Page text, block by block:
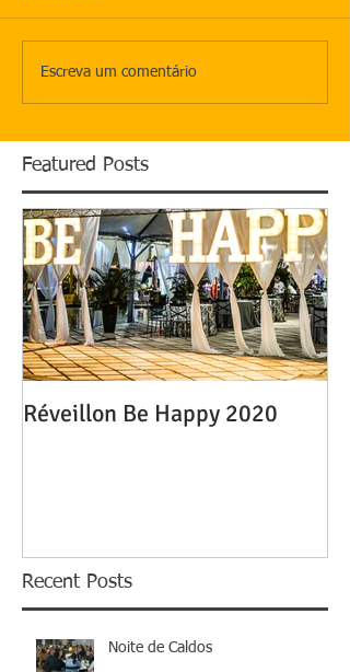
Escreva um comentário
Featured Posts
Réveillon Be Happy 2020
Recent Posts
Noite de Caldos